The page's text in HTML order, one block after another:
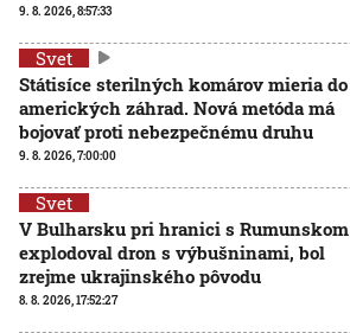
9. 8. 2026, 8:57:33
Svet
Státisíce sterilných komárov mieria do
amerických záhrad. Nová metóda má
bojovať proti nebezpečnému druhu
9. 8. 2026, 7:00:00
Svet
V Bulharsku pri hranici s Rumunskom
explodoval dron s výbušninami, bol
zrejme ukrajinského pôvodu
8. 8. 2026, 17:52:27